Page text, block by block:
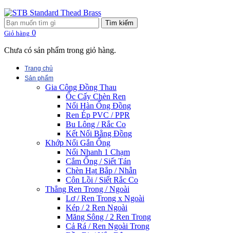
Tìm kiếm
Giỏ hàng 0
Chưa có sản phẩm trong giỏ hàng.
Trang chủ
Sản phẩm
Gia Công Đồng Thau
Ốc Cấy Chèn Ren
Nối Hàn Ống Đồng
Ren Ép PVC / PPR
Bu Lông / Rắc Co
Kết Nối Bằng Đồng
Khớp Nối Gắn Ống
Nối Nhanh 1 Chạm
Cắm Ống / Siết Tán
Chèn Hạt Bắp / Nhẫn
Côn Lồi / Siết Rắc Co
Thẳng Ren Trong / Ngoài
Lơ / Ren Trong x Ngoài
Kép / 2 Ren Ngoài
Măng Sông / 2 Ren Trong
Cả Rá / Ren Ngoài Trong